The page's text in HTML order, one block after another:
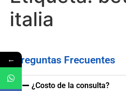
italia
Preguntas Frecuentes
¿Costo de la consulta?
←